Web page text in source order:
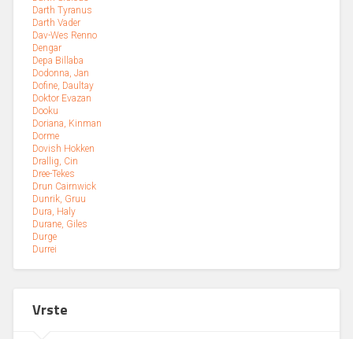
Darth Tyranus
Darth Vader
Dav-Wes Renno
Dengar
Depa Billaba
Dodonna, Jan
Dofine, Daultay
Doktor Evazan
Dooku
Doriana, Kinman
Dorme
Dovish Hokken
Drallig, Cin
Dree-Tekes
Drun Cairnwick
Dunrik, Gruu
Dura, Haly
Durane, Giles
Durge
Durrei
Vrste